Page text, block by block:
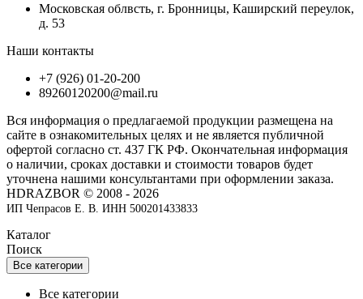
Московская облвсть, г. Бронницы, Каширский переулок,
д. 53
Наши контакты
+7 (926) 01-20-200
89260120200@mail.ru
Вся информация о предлагаемой продукции размещена на
сайте в ознакомительных целях и не является публичной
офертой согласно ст. 437 ГК РФ. Окончательная информация
о наличии, сроках доставки и стоимости товаров будет
уточнена нашими консультантами при оформлении заказа.
HDRAZBOR © 2008 - 2026
ИП Чепрасов Е. В. ИНН 500201433833
Каталог
Поиск
Все категории
Все категории